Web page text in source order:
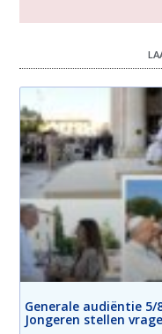
Generale audiëntie 5/
Jongeren stellen